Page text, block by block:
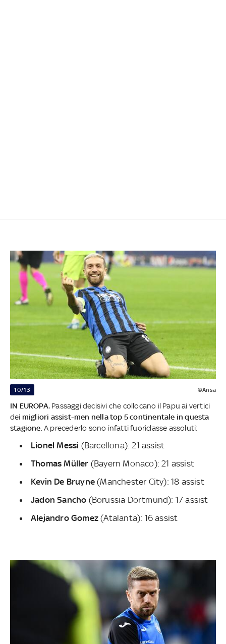
10/13 ©Ansa
IN EUROPA. Passaggi decisivi che collocano il Papu ai vertici
dei migliori assist-men nella top 5 continentale in questa
stagione . A precederlo sono infatti fuoriclasse assoluti:
Lionel Messi (Barcellona): 21 assist
Thomas Müller (Bayern Monaco): 21 assist
Kevin De Bruyne (Manchester City): 18 assist
Jadon Sancho (Borussia Dortmund): 17 assist
Alejandro Gomez (Atalanta): 16 assist